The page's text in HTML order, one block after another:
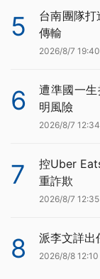
5
台南團隊
傳輸
2026/8/7 19:40
6
遭準國一
明風險
2026/8/7 12:34
7
控Uber
重詐欺
2026/8/7 12:35
8 派李文詳出
2026/8/8 12:10